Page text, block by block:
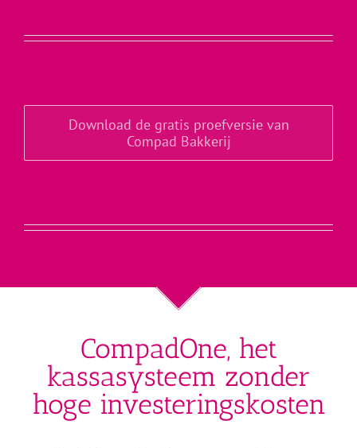
Download de gratis proefversie van
Compad Bakkerij
CompadOne, het
kassasysteem zonder
hoge investeringskosten